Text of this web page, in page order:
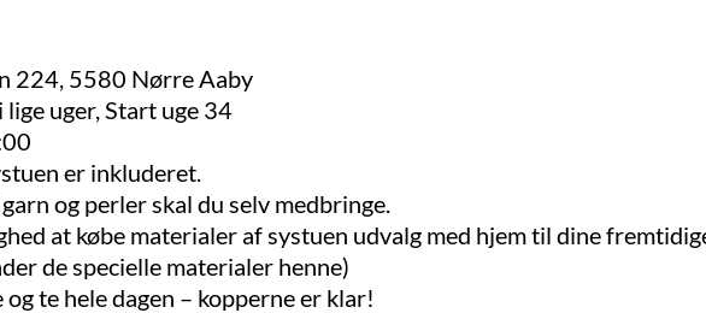
224, 5580 Nørre Aaby
uger, Start uge 34
er inkluderet.
og perler skal du selv medbringe.
at købe materialer af systuen udvalg med hjem til dine
de specielle materialer henne)
te hele dagen – kopperne er klar!